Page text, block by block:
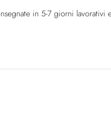
in 5-7 giorni lavorativi